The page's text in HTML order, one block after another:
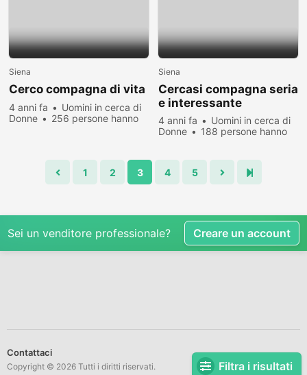
Filtra i risultati
Siena
Cerco compagna di vita
4 anni fa
Uomini in cerca di
Donne
256 persone hanno
Siena
Cercasi compagna seria
e interessante
4 anni fa
Uomini in cerca di
Donne
188 persone hanno
1 2 3 4 5
Sei un venditore professionale? Creare un account
Contattaci
Copyright © 2026 Tutti i diritti riservati.